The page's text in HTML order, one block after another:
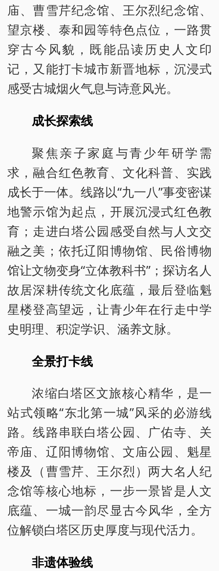
庙、曹雪芹纪念馆、王尔烈纪念馆、
望京楼、泰和园等特色点位，一路贯
穿古今风貌，既能品读历史人文印
记，又能打卡城市新晋地标，沉浸式
感受古城烟火气息与诗意风光。
成长探索线
聚焦亲子家庭与青少年研学需
求，融合红色教育、文化科普、实践
成长于一体。线路以“九一八”事变密谋
地警示馆为起点，开展沉浸式红色教
育；走进白塔公园感受自然与人文交
融之美；依托辽阳博物馆、民俗博物
馆让文物变身“立体教科书”；探访名人
故居深耕传统文化底蕴，最后登临魁
星楼登高望远，让青少年在行走中学
史明理、积淀学识、涵养文脉。
全景打卡线
浓缩白塔区文旅核心精华，是一
站式领略“东北第一城”风采的必游线
路。线路串联白塔公园、广佑寺、关
帝庙、辽阳博物馆、文庙公园、魁星
楼及（曹雪芹、王尔烈）两大名人纪
念馆等核心地标，一步一景皆是人文
底蕴、一城一韵尽显古今风华，全方
位解锁白塔区历史厚度与现代活力。
非遗体验线